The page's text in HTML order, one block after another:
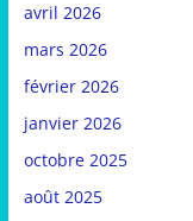
avril 2026
mars 2026
février 2026
janvier 2026
octobre 2025
août 2025